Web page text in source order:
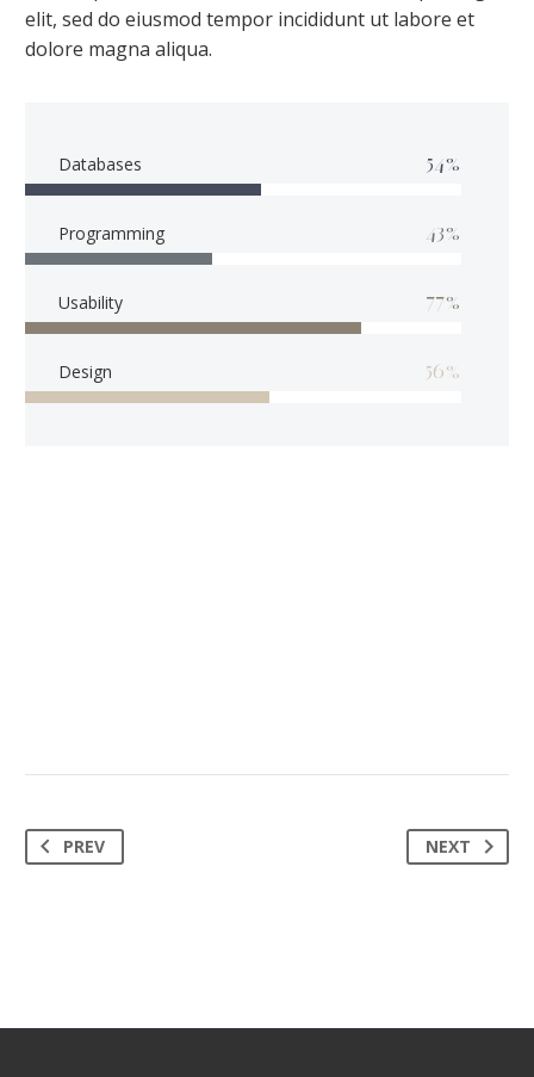
elit, sed do eiusmod tempor incididunt ut labore et
dolore magna aliqua.
Databases 54%
Programming 43%
Usability 77%
Design 56%
PREV NEXT